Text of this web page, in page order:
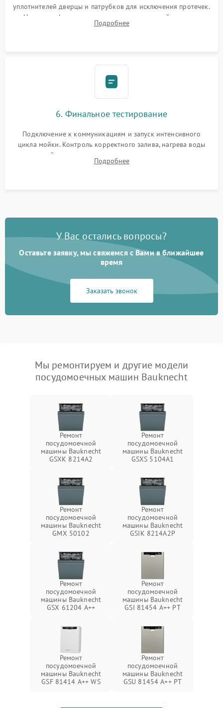
уплотнителей дверцы и патрубков для исключения протечек.
Надежная фиксация хомутов гидравлической системы,
сборка корпуса и установка датчика поплавка.
Подробнее
6. Финальное тестирование
Подключение к коммуникациям и запуск интенсивного
цикла мойки. Контроль корректного залива, нагрева воды
до нужной температуры, отсутствия посторонних шумов,
штатного слива и абсолютной сухости в поддоне.
Подробнее
У Вас остались вопросы?
Оставьте заявку, мы свяжемся с Вами в ближайшее
время
Заказать звонок
Мы ремонтируем и другие модели
посудомоечных машин Bauknecht
Ремонт
посудомоечной
машины Bauknecht
GSXK 8214A2
Ремонт
посудомоечной
машины Bauknecht
GSXS 5104A1
Ремонт
посудомоечной
машины Bauknecht
GMX 50102
Ремонт
посудомоечной
машины Bauknecht
GSIK 8214A2P
Ремонт
посудомоечной
машины Bauknecht
GSX 61204 A++
Ремонт
посудомоечной
машины Bauknecht
GSI 81454 A++ PT
Ремонт
посудомоечной
машины Bauknecht
GSF 81414 A++ WS
Ремонт
посудомоечной
машины Bauknecht
GSU 81454 A++ PT